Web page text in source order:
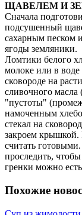
ЩАВЕЛЕМ И
Сначала
подсушенный
сахарным песком
ягоды земляники.
Ломтики белого
молоке или в
сковороде на
сливочного
"пустоты"
намоченным
стекал на
закроем крышкой.
считать
проследить,
гренки можно
Похожие